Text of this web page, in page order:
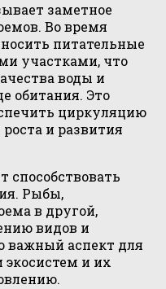
заметное
Во время
питательные
участками, что
воды и
обитания. Это
циркуляцию
и развития
способствовать
Рыбы,
в другой,
видов и
важный аспект для
и их